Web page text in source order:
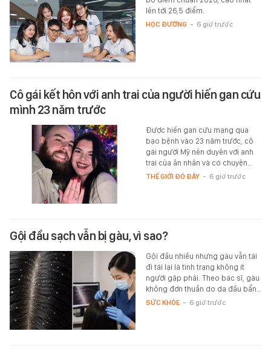
lên tới 26,5 điểm.
HỌC ĐƯỜNG - 6 giờ trước
Cô gái kết hôn với anh trai của người hiến gan cứu
mình 23 năm trước
Được hiến gan cứu mạng qua
bạo bệnh vào 23 năm trước, cô
gái người Mỹ nên duyên với anh
trai của ân nhân và có chuyện…
THẾ GIỚI ĐÓ ĐÂY - 6 giờ trước
Gội đầu sạch vẫn bị gàu, vì sao?
Gội đầu nhiều nhưng gàu vẫn tái
đi tái lại là tình trạng không ít
người gặp phải. Theo bác sĩ, gàu
không đơn thuần do da đầu bẩn…
SỨC KHỎE - 6 giờ trước